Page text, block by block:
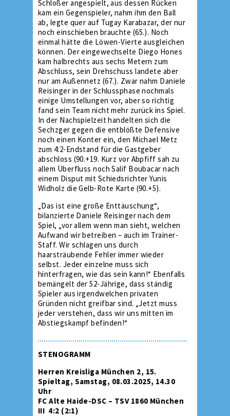
Schloßer angespielt, aus dessen Rücken
kam ein Gegenspieler, nahm ihm den Ball
ab, legte quer auf Tugay Karabazar, der nur
noch einschieben brauchte (65.). Noch
einmal hätte die Löwen-Vierte ausgleichen
können. Der eingewechselte Diego Hones
kam halbrechts aus sechs Metern zum
Abschluss, sein Drehschuss landete aber
nur am Außennetz (67.). Zwar nahm Daniele
Reisinger in der Schlussphase nochmals
einige Umstellungen vor, aber so richtig
fand sein Team nicht mehr zurück ins Spiel.
In der Nachspielzeit handelten sich die
Sechzger gegen die entblößte Defensive
noch einen Konter ein, den Michael Metz
zum 4:2-Endstand für die Gastgeber
abschloss (90.+19. Kurz vor Abpfiff sah zu
allem Überfluss noch Salif Boubacar nach
einem Disput mit Schiedsrichter Yunis
Widholz die Gelb-Rote Karte (90.+5).
„Das ist eine große Enttäuschung“,
bilanzierte Daniele Reisinger nach dem
Spiel, „vor allem wenn man sieht, welchen
Aufwand wir betreiben – auch im Trainer-
Staff. Wir schlagen uns durch
haarsträubende Fehler immer wieder
selbst. Jeder einzelne muss sich
hinterfragen, wie das sein kann!“ Ebenfalls
bemängelt der 52-Jährige, dass ständig
Spieler aus irgendwelchen privaten
Gründen nicht greifbar sind. „Jetzt muss
jeder verstehen, dass wir uns mitten im
Abstiegskampf befinden!“
STENOGRAMM
Herren Kreisliga München 2, 15.
Spieltag, Samstag, 08.03.2025, 14.30
Uhr
FC Alte Haide-DSC – TSV 1860 München
III 4:2 (2:1)